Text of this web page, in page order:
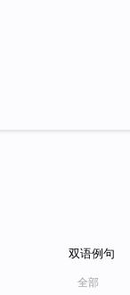
双语例句
全部